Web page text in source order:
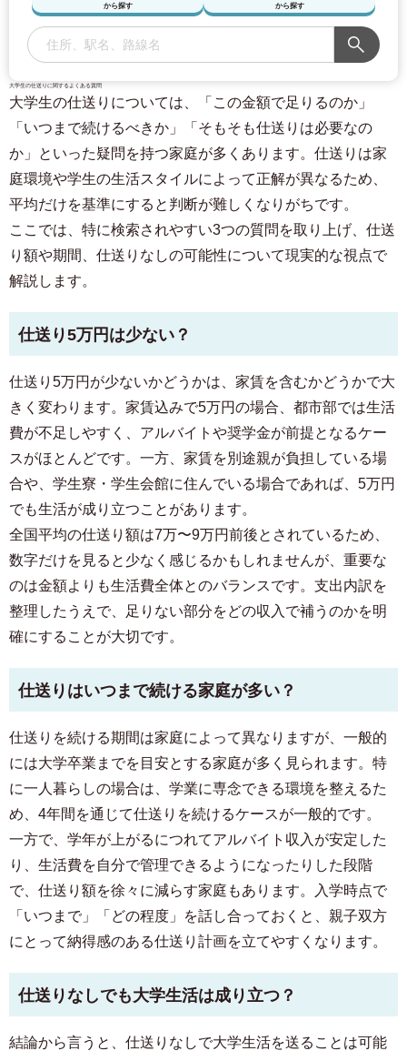
から探す から探す
大学生の仕送りに関するよくある質問
大学生の仕送りについては、「この金額で足りるのか」
「いつまで続けるべきか」「そもそも仕送りは必要なの
か」といった疑問を持つ家庭が多くあります。仕送りは家
庭環境や学生の生活スタイルによって正解が異なるため、
平均だけを基準にすると判断が難しくなりがちです。
ここでは、特に検索されやすい3つの質問を取り上げ、仕送
り額や期間、仕送りなしの可能性について現実的な視点で
解説します。
仕送り5万円は少ない？
仕送り5万円が少ないかどうかは、家賃を含むかどうかで大
きく変わります。家賃込みで5万円の場合、都市部では生活
費が不足しやすく、アルバイトや奨学金が前提となるケー
スがほとんどです。一方、家賃を別途親が負担している場
合や、学生寮・学生会館に住んでいる場合であれば、5万円
でも生活が成り立つことがあります。
全国平均の仕送り額は7万〜9万円前後とされているため、
数字だけを見ると少なく感じるかもしれませんが、重要な
のは金額よりも生活費全体とのバランスです。支出内訳を
整理したうえで、足りない部分をどの収入で補うのかを明
確にすることが大切です。
仕送りはいつまで続ける家庭が多い？
仕送りを続ける期間は家庭によって異なりますが、一般的
には大学卒業までを目安とする家庭が多く見られます。特
に一人暮らしの場合は、学業に専念できる環境を整えるた
め、4年間を通じて仕送りを続けるケースが一般的です。
一方で、学年が上がるにつれてアルバイト収入が安定した
り、生活費を自分で管理できるようになったりした段階
で、仕送り額を徐々に減らす家庭もあります。入学時点で
「いつまで」「どの程度」を話し合っておくと、親子双方
にとって納得感のある仕送り計画を立てやすくなります。
仕送りなしでも大学生活は成り立つ？
結論から言うと、仕送りなしで大学生活を送ることは可能